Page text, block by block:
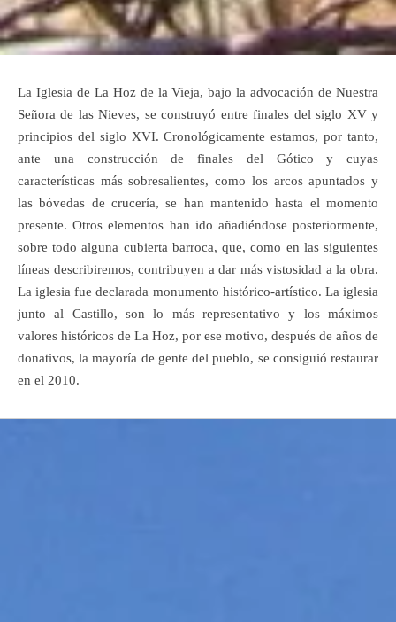
La Iglesia de La Hoz de la Vieja, bajo la advocación de Nuestra
Señora de las Nieves, se construyó entre finales del siglo XV y
principios del siglo XVI. Cronológicamente estamos, por tanto,
ante una construcción de finales del Gótico y cuyas
características más sobresalientes, como los arcos apuntados y
las bóvedas de crucería, se han mantenido hasta el momento
presente. Otros elementos han ido añadiéndose posteriormente,
sobre todo alguna cubierta barroca, que, como en las siguientes
líneas describiremos, contribuyen a dar más vistosidad a la obra.
La iglesia fue declarada monumento histórico-artístico. La iglesia
junto al Castillo, son lo más representativo y los máximos
valores históricos de La Hoz, por ese motivo, después de años de
donativos, la mayoría de gente del pueblo, se consiguió restaurar
en el 2010.